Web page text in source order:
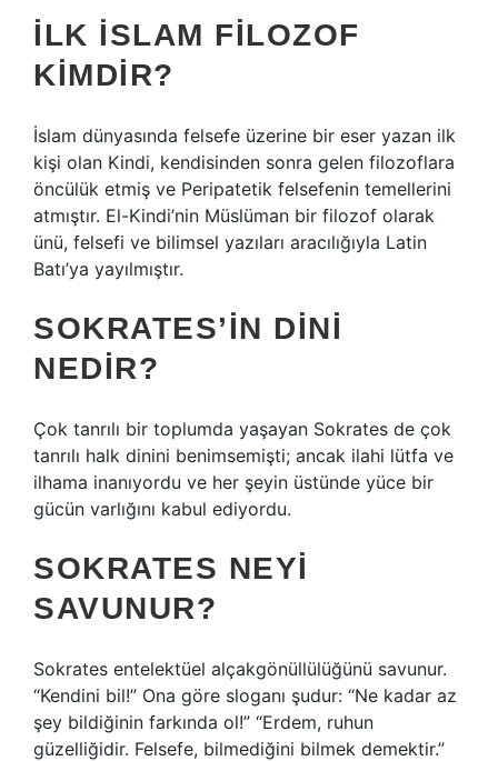
İLK İSLAM FILOZOF
KIMDIR?
İslam dünyasında felsefe üzerine bir eser yazan ilk
kişi olan Kindi, kendisinden sonra gelen filozoflara
öncülük etmiş ve Peripatetik felsefenin temellerini
atmıştır. El-Kindi’nin Müslüman bir filozof olarak
ünü, felsefi ve bilimsel yazıları aracılığıyla Latin
Batı’ya yayılmıştır.
SOKRATES’IN DINI
NEDIR?
Çok tanrılı bir toplumda yaşayan Sokrates de çok
tanrılı halk dinini benimsemişti; ancak ilahi lütfa ve
ilhama inanıyordu ve her şeyin üstünde yüce bir
gücün varlığını kabul ediyordu.
SOKRATES NEYI
SAVUNUR?
Sokrates entelektüel alçakgönüllülüğünü savunur.
“Kendini bil!” Ona göre sloganı şudur: “Ne kadar az
şey bildiğinin farkında ol!” “Erdem, ruhun
güzelliğidir. Felsefe, bilmediğini bilmek demektir.”